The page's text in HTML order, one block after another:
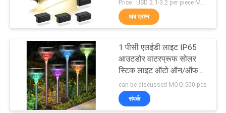
गुणवत्ता
नियंत्रण
संपर्क
सौर रोड रिफ्लेक्टर
40
अब प्रश्न
1 पीसी एलईडी लाइट IP65
आउटडोर वाटरप्रूफ सोलर
स्टिक लाइट ऑटो ऑन/ऑफ
और 15 घंटे कार्य समय के साथ
can be discussed MOQ:500 pcs
संपर्क